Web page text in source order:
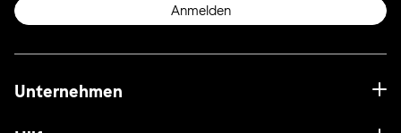
Anmelden
Unternehmen